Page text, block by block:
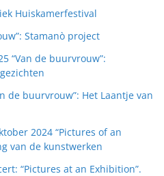
Huiskamerfestival
Stamanò project
“Van de buurvrouw”:
de buurvrouw”: Het Laantje van
2024 “Pictures of an
van de kunstwerken
“Pictures at an Exhibition”.